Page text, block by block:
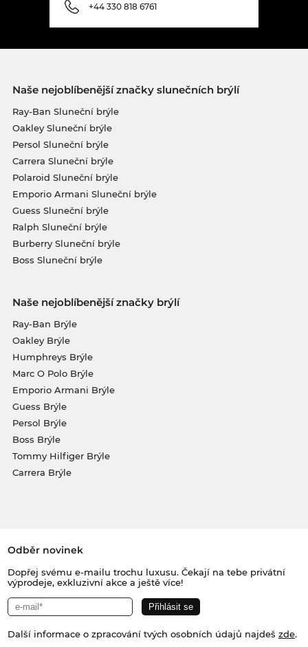
+44 330 818 6761
Naše nejoblíbenější značky slunečních brýlí
Ray-Ban Sluneční brýle
Oakley Sluneční brýle
Persol Sluneční brýle
Carrera Sluneční brýle
Polaroid Sluneční brýle
Emporio Armani Sluneční brýle
Guess Sluneční brýle
Ralph Sluneční brýle
Burberry Sluneční brýle
Boss Sluneční brýle
Naše nejoblíbenější značky brýlí
Ray-Ban Brýle
Oakley Brýle
Humphreys Brýle
Marc O Polo Brýle
Emporio Armani Brýle
Guess Brýle
Persol Brýle
Boss Brýle
Tommy Hilfiger Brýle
Carrera Brýle
Odběr novinek
Dopřej svému e-mailu trochu luxusu. Čekají na tebe privátní
výprodeje, exkluzivní akce a ještě více!
Další informace o zpracování tvých osobních údajů najdeš zde.